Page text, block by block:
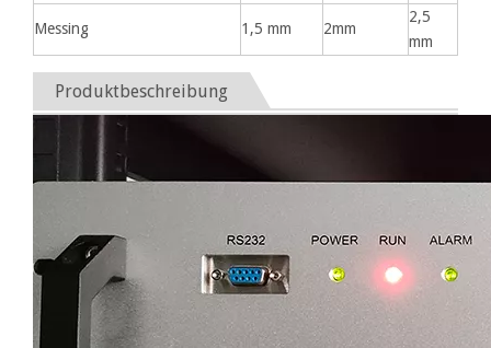
Messing 1,5 mm 2mm
2,5
mm
Produktbeschreibung